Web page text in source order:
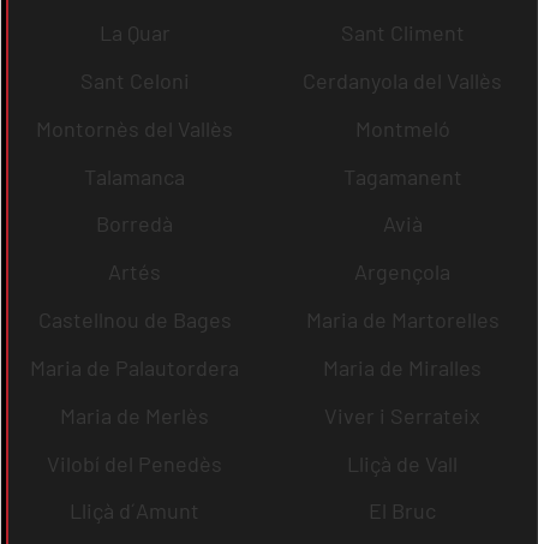
La Quar
Sant Climent
Sant Celoni
Cerdanyola del Vallès
Montornès del Vallès
Montmeló
Talamanca
Tagamanent
Borredà
Avià
Artés
Argençola
Castellnou de Bages
Maria de Martorelles
Maria de Palautordera
Maria de Miralles
Maria de Merlès
Viver i Serrateix
Vilobí del Penedès
Lliçà de Vall
Lliçà d´Amunt
El Bruc